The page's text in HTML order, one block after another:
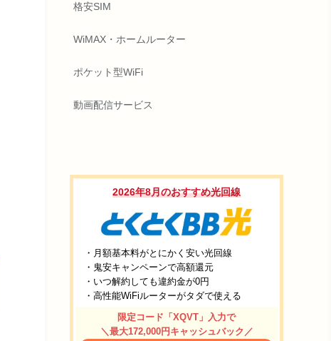
格安SIM
WiMAX・ホームルーター
ポケット型WiFi
動画配信サービス
2026年8月のおすすめ光回線
・月額基本料がとにかく安い光回線
・鬼安キャンペーンで高額還元
・いつ解約しても違約金が0円
・高性能WiFiルーターがタダで使える
限定コード「XQVT」入力で
＼最大172,000円キャッシュバック／